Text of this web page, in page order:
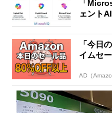
「
ェント
「今日
イムセ
AD（